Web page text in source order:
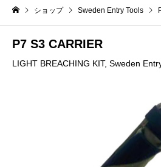
ショップ Sweden Entry Tools
P7 S3 CARRIER
LIGHT BREACHING KIT, Sweden